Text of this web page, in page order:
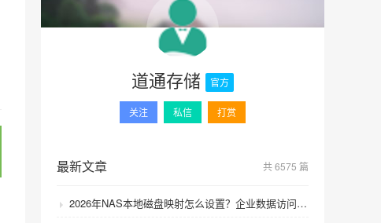
道通存储 官方
关注 私信 打赏
最新文章 共 6575 篇
2026年NAS本地磁盘映射怎么设置？企业数据访问速度如何提升？